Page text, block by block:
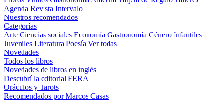
Agenda Revista Intervalo
Nuestros recomendados
Categorías
Arte Ciencias sociales Economía Gastronomía Género Infantiles
Juveniles Literatura Poesía Ver todas
Novedades
Todos los libros
Novedades de libros en inglés
Descubrí la editorial FERA
Oráculos y Tarots
Recomendados por Marcos Casas